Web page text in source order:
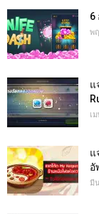
6
พ
แ
เ
แ
อั
มี